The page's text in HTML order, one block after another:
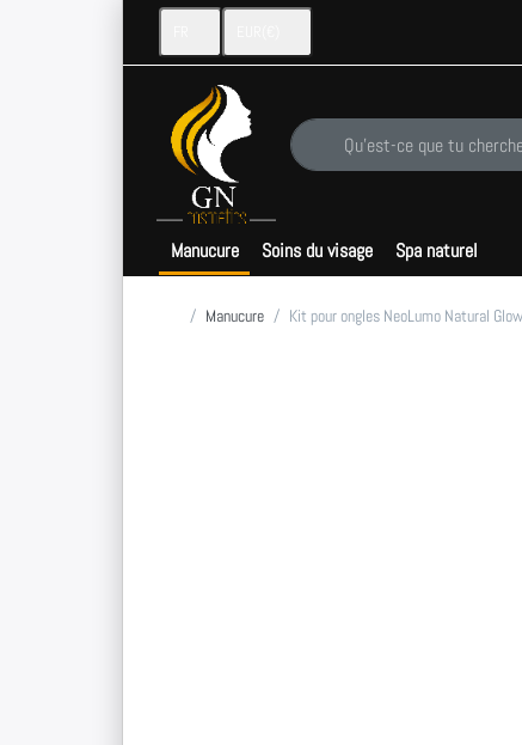
Saisissez un terme de
Manucure Soins du visage Spa naturel
AccueilManucure Kit pour ongles NeoLumo Natural